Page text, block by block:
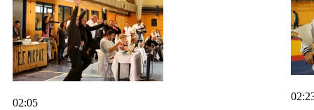
02:05